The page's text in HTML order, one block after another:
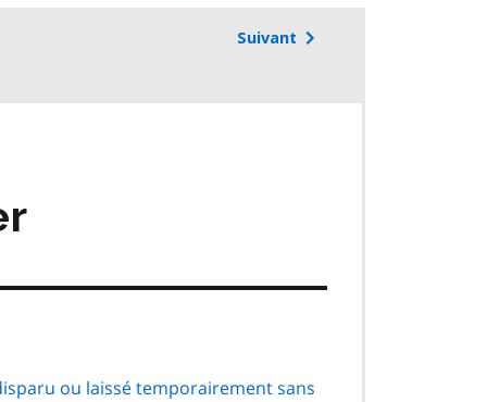
Suivant
ou laissé temporairement sans